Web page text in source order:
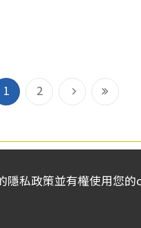
1 2
下
頁
到
尾
私政策並有權使用您的